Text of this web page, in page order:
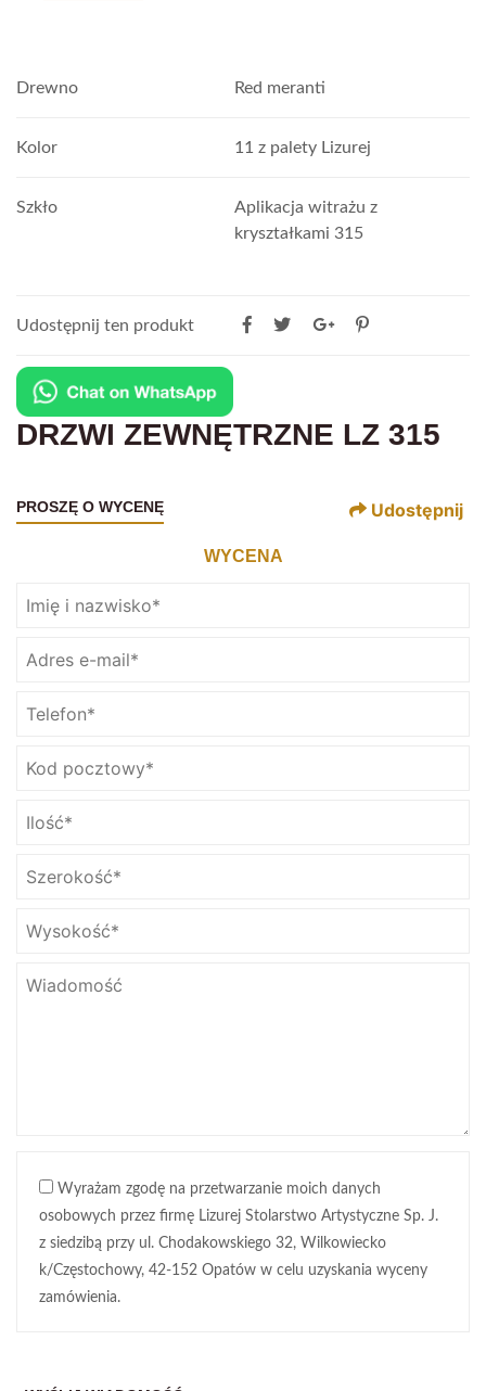
Drewno Red meranti
Kolor 11 z palety Lizurej
Szkło
Aplikacja witrażu z
kryształkami 315
Udostępnij ten produkt
DRZWI ZEWNĘTRZNE LZ 315
PROSZĘ O WYCENĘ Udostępnij
WYCENA
Wyrażam zgodę na przetwarzanie moich danych
osobowych przez firmę Lizurej Stolarstwo Artystyczne Sp. J.
z siedzibą przy ul. Chodakowskiego 32, Wilkowiecko
k/Częstochowy, 42-152 Opatów w celu uzyskania wyceny
zamówienia.